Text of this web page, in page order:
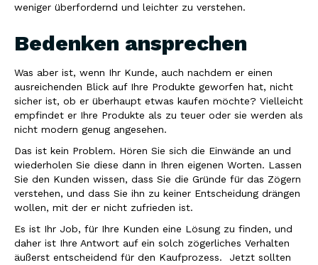
weniger überfordernd und leichter zu verstehen.
Bedenken ansprechen
Was aber ist, wenn Ihr Kunde, auch nachdem er einen
ausreichenden Blick auf Ihre Produkte geworfen hat, nicht
sicher ist, ob er überhaupt etwas kaufen möchte? Vielleicht
empfindet er Ihre Produkte als zu teuer oder sie werden als
nicht modern genug angesehen.
Das ist kein Problem. Hören Sie sich die Einwände an und
wiederholen Sie diese dann in Ihren eigenen Worten. Lassen
Sie den Kunden wissen, dass Sie die Gründe für das Zögern
verstehen, und dass Sie ihn zu keiner Entscheidung drängen
wollen, mit der er nicht zufrieden ist.
Es ist Ihr Job, für Ihre Kunden eine Lösung zu finden, und
daher ist Ihre Antwort auf ein solch zögerliches Verhalten
äußerst entscheidend für den Kaufprozess. Jetzt sollten